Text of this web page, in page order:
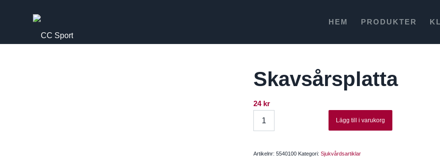
HEM PRODUKTER
Skavsårsplatta
24 kr
Lägg till i varukorg
Artikelnr:5540100 Kategori:Sjukvårdsartiklar